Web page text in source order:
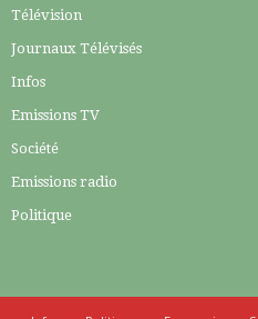
Télévision
Journaux Télévisés
Infos
Emissions TV
Société
Emissions radio
Politique